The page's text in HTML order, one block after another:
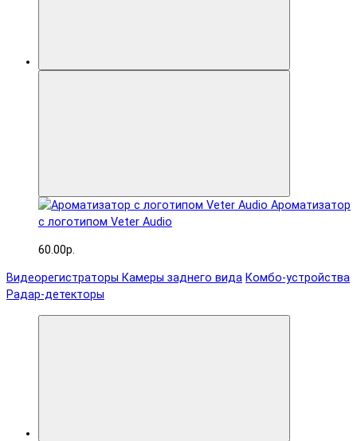
Ароматизатор
с логотипом Veter Audio
60.00р.
Видеорегистраторы Камеры заднего вида Комбо-устройства
Радар-детекторы